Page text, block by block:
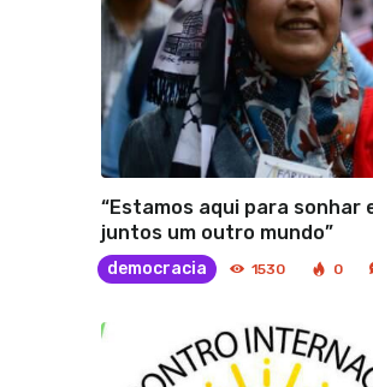
“Estamos aqui para sonhar
juntos um outro mundo”
democracia 1530 0